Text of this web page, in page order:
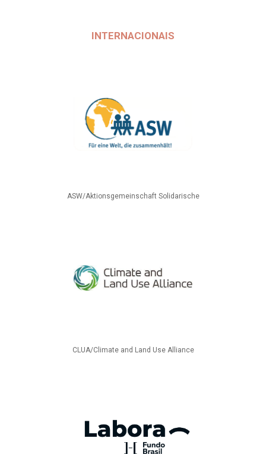
INTERNACIONAIS
ASW/Aktionsgemeinschaft Solidarische
CLUA/Climate and Land Use Alliance